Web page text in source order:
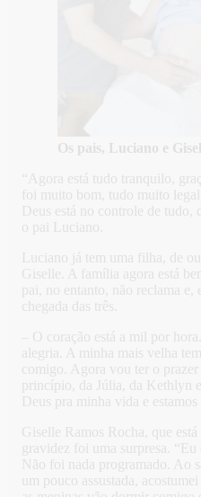
Os pais, Luciano e
“Agora está tudo tranquilo,
foi muito bom, tudo muito
Deus está no controle de
o pai Luciano.
Luciano já tem uma filha, de
Giselle. A família agora está
pai, no entanto, não reclama
chegada das três.
– O coração está a mil por
alegria. A minha mais velha
comigo. Agora vou ter o prazer
princípio, da Júlia, da Kethlyn
Deus pra minha vida e
Giselle Ramos Rocha, que
gravidez foi uma surpresa. “Eu
Não foi nada programado. Ao
um pouco assustada,